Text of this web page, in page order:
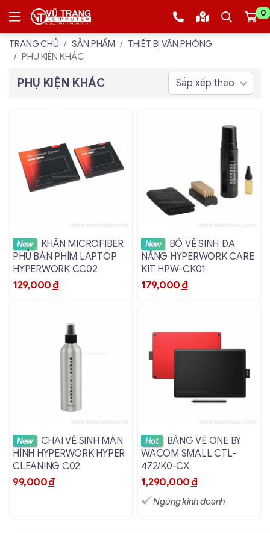
0
TRANG CHỦ SẢN PHẨM
THIẾT BỊ VĂN PHÒNG
PHỤ KIỆN KHÁC
PHỤ KIỆN KHÁC Sắp xếp theo
Xem chi tiết
New
KHĂN MICROFIBER
PHỦ BÀN PHÍM LAPTOP
HYPERWORK CC02
129,000đ
Xem chi tiết
New
BỘ VỆ SINH ĐA
NĂNG HYPERWORK CARE
KIT HPW-CK01
179,000đ
Xem chi tiết
New
CHAI VỆ SINH MÀN
HÌNH HYPERWORK HYPER
CLEANING C02
99,000đ
Xem chi tiết
Hot
BẢNG VẼ ONE BY
WACOM SMALL CTL-
472/K0-CX
1,290,000đ
Ngừng kinh doanh